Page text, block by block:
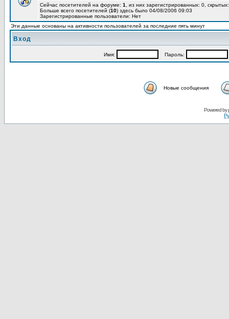
Сейчас посетителей на форуме: 1
, из них зарегистрированных: 0,
Больше всего посетителей (10) здесь было 04/08/2006 09:03
Зарегистрированные пользователи: Нет
Эти данные основаны на активности пользователей за последние пять минут
Вход
Имя: Пароль:
Новые сообщения
Powered by